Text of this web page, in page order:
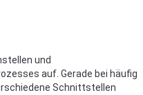
und
auf. Gerade bei häufig
Schnittstellen